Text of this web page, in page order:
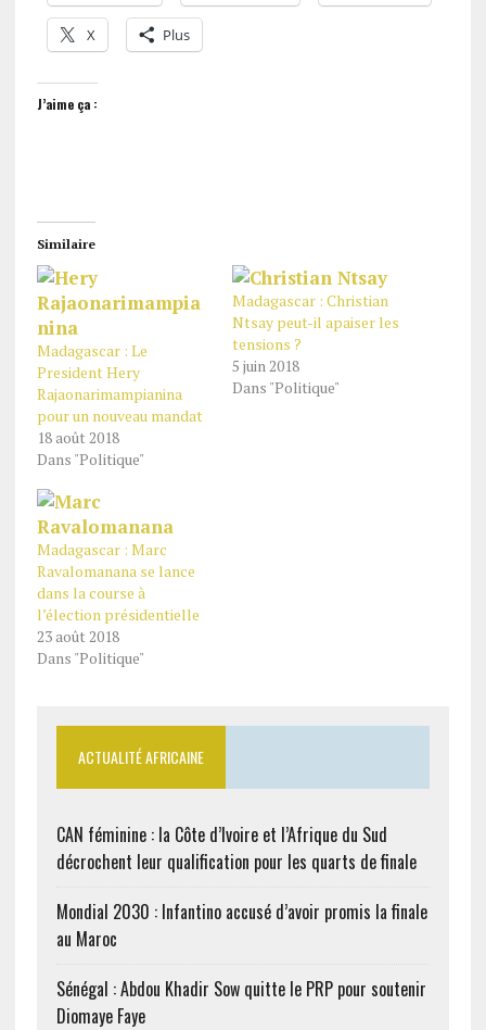
X Plus
J’aime ça :
Similaire
Madagascar : Le
President Hery
Rajaonarimampianina
pour un nouveau mandat
18 août 2018
Dans "Politique"
Madagascar : Christian
Ntsay peut-il apaiser les
tensions ?
5 juin 2018
Dans "Politique"
Madagascar : Marc
Ravalomanana se lance
dans la course à
l’élection présidentielle
23 août 2018
Dans "Politique"
ACTUALITÉ AFRICAINE
CAN féminine : la Côte d’Ivoire et l’Afrique du Sud
décrochent leur qualification pour les quarts de finale
Mondial 2030 : Infantino accusé d’avoir promis la finale
au Maroc
Sénégal : Abdou Khadir Sow quitte le PRP pour soutenir
Diomaye Faye